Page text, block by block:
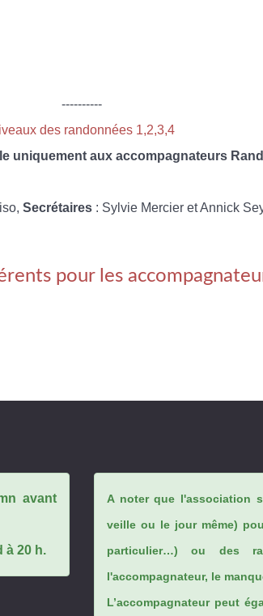
----------
des randonnées 1,2,3,4
uniquement aux accompagnateurs
Secrétaires : Sylvie Mercier et Annick
pour les
avant
à 20 h.
A noter que l'association
veille ou le jour même)
particulier…) ou des
l'accompagnateur, le
L’accompagnateur peut